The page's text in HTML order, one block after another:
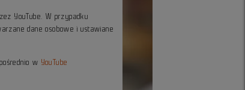
YouTube. W przypadku
dane osobowe i ustawiane
w YouTube